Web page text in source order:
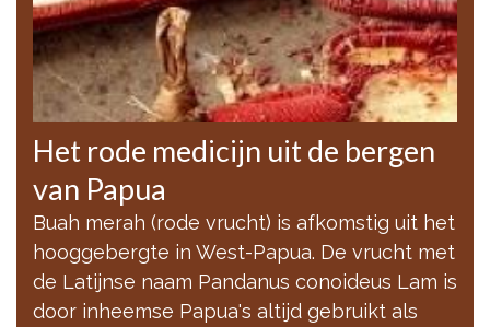
Het rode medicijn uit de bergen
van Papua
Buah merah (rode vrucht) is afkomstig uit het
hooggebergte in West-Papua. De vrucht met
de Latijnse naam Pandanus conoideus Lam is
door inheemse Papua's altijd gebruikt als